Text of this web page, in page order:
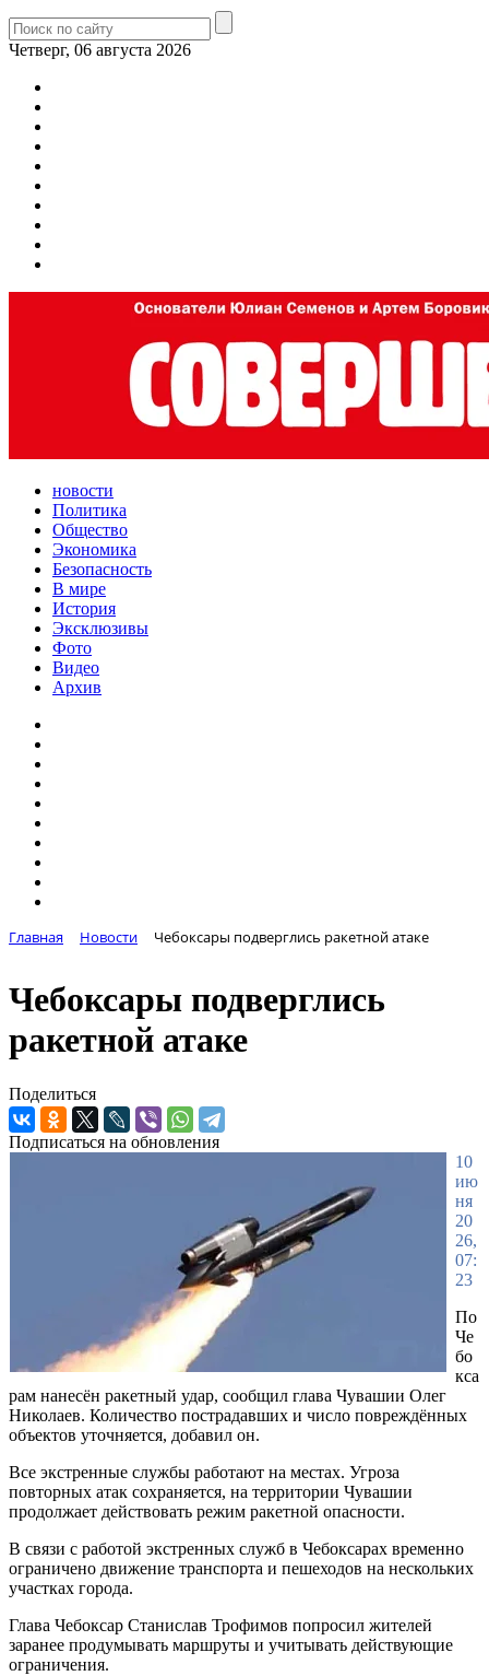
Четверг, 06 августа 2026
новости
Политика
Общество
Экономика
Безопасность
В мире
История
Эксклюзивы
Фото
Видео
Архив
Главная Новости Чебоксары подверглись ракетной атаке
Чебоксары подверглись
ракетной атаке
Поделиться
Подписаться на обновления
10
ию
ня
20
26,
07:
23
По
Че
бо
кса
рам нанесён ракетный удар, сообщил глава Чувашии Олег
Николаев. Количество пострадавших и число повреждённых
объектов уточняется, добавил он.
Все экстренные службы работают на местах. Угроза
повторных атак сохраняется, на территории Чувашии
продолжает действовать режим ракетной опасности.
В связи с работой экстренных служб в Чебоксарах временно
ограничено движение транспорта и пешеходов на нескольких
участках города.
Глава Чебоксар Станислав Трофимов попросил жителей
заранее продумывать маршруты и учитывать действующие
ограничения.